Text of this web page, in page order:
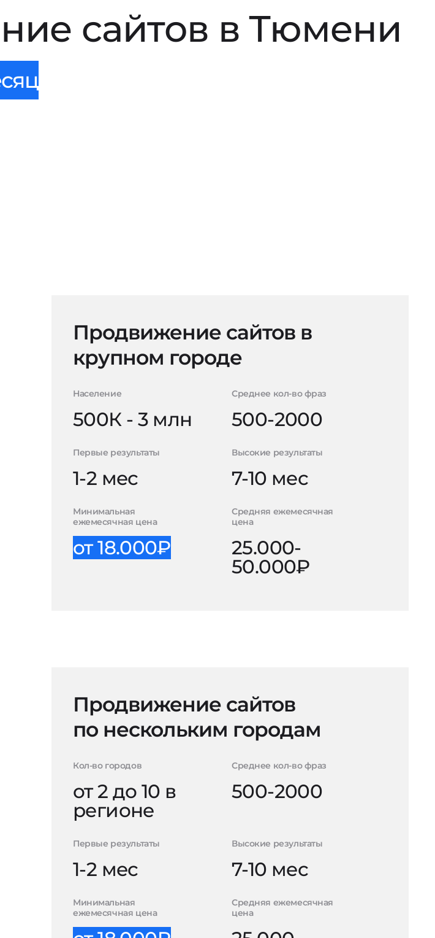
сайтов в Тюмени
Продвижение сайтов в
крупном городе
Население
500К - 3 млн
Среднее кол-во фраз
500-2000
Первые результаты
1-2 мес
Высокие результаты
7-10 мес
Минимальная
ежемесячная цена
от 18.000₽
Средняя ежемесячная
цена
25.000-
50.000₽
Продвижение сайтов
по нескольким городам
Кол-во городов
от 2 до 10 в
регионе
Среднее кол-во фраз
500-2000
Первые результаты
1-2 мес
Высокие результаты
7-10 мес
Минимальная
ежемесячная цена
Средняя ежемесячная
цена